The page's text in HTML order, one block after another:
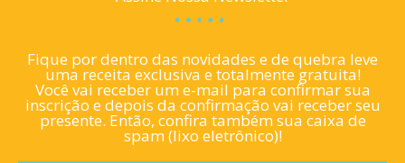
Fique por dentro das novidades e de quebra leve
uma receita exclusiva e totalmente gratuita!
Você vai receber um e-mail para confirmar sua
inscrição e depois da confirmação vai receber seu
presente. Então, confira também sua caixa de
spam (lixo eletrônico)!